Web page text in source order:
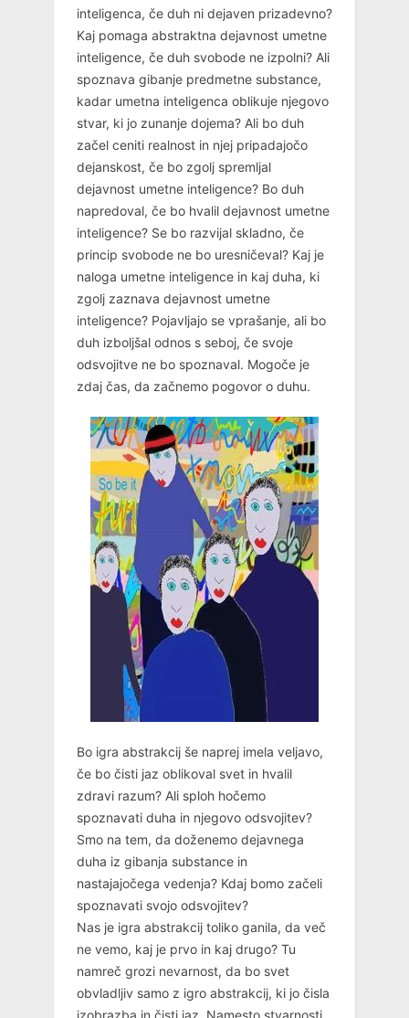
inteligenca, če duh ni dejaven prizadevno?
Kaj pomaga abstraktna dejavnost umetne
inteligence, če duh svobode ne izpolni? Ali
spoznava gibanje predmetne substance,
kadar umetna inteligenca oblikuje njegovo
stvar, ki jo zunanje dojema? Ali bo duh
začel ceniti realnost in njej pripadajočo
dejanskost, če bo zgolj spremljal
dejavnost umetne inteligence? Bo duh
napredoval, če bo hvalil dejavnost umetne
inteligence? Se bo razvijal skladno, če
princip svobode ne bo uresničeval? Kaj je
naloga umetne inteligence in kaj duha, ki
zgolj zaznava dejavnost umetne
inteligence? Pojavljajo se vprašanje, ali bo
duh izboljšal odnos s seboj, če svoje
odsvojitve ne bo spoznaval. Mogoče je
zdaj čas, da začnemo pogovor o duhu.
Bo igra abstrakcij še naprej imela veljavo,
če bo čisti jaz oblikoval svet in hvalil
zdravi razum? Ali sploh hočemo
spoznavati duha in njegovo odsvojitev?
Smo na tem, da doženemo dejavnega
duha iz gibanja substance in
nastajajočega vedenja? Kdaj bomo začeli
spoznavati svojo odsvojitev?
Nas je igra abstrakcij toliko ganila, da več
ne vemo, kaj je prvo in kaj drugo? Tu
namreč grozi nevarnost, da bo svet
obvladljiv samo z igro abstrakcij, ki jo čisla
izobrazba in čisti jaz. Namesto stvarnosti